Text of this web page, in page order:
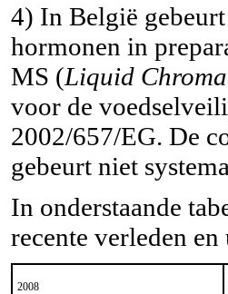
4) In België
hormonen in
MS (Liquid
voor de
2002/657/EG. De
gebeurt niet
In onderstaande
recente verleden
2008